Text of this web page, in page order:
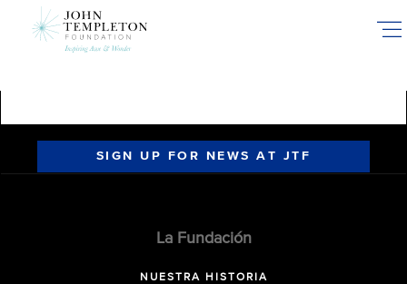
SIGN UP FOR NEWS AT JTF
La Fundación
NUESTRA HISTORIA